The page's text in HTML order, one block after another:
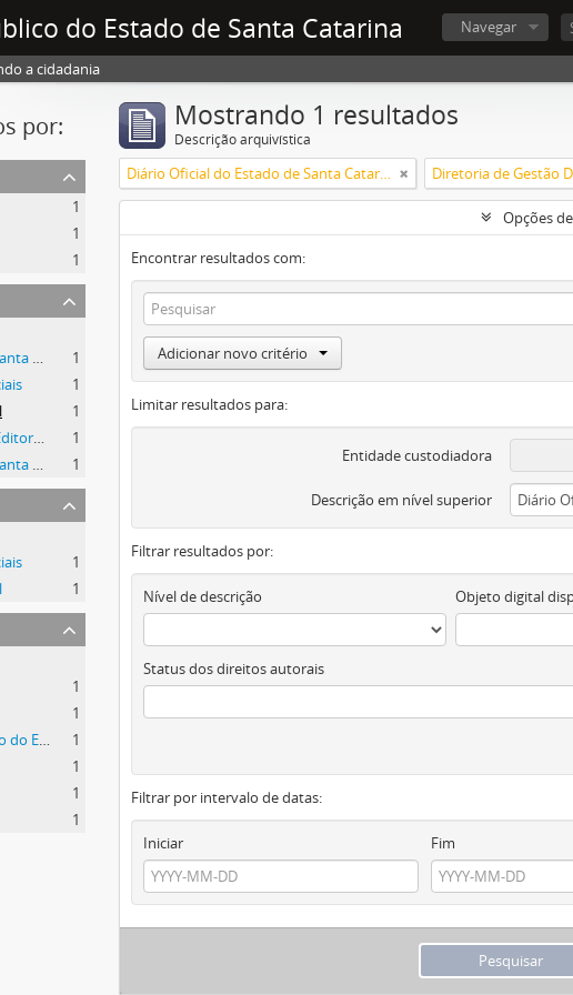
do Estado de Santa Catarina Navegar
a cidadania
por:
1
1
1
Imprensa Oficial do Estado de Santa Catarina
1
1
1
Diretoria da Imprensa Oficial e Editora de Santa Catarina
1
Imprensa Oficial do Estado de Santa Catarina S/A
1
1
1
1
1
Atos administrativos do governo do Estado
1
1
1
1
Mostrando 1 resultados
Descrição arquivística
Diário Oficial do Estado de Santa Catarina Diretoria de Gestão
Opções
Encontrar resultados com:
Adicionar novo critério
Limitar resultados para:
Entidade custodiadora
Descrição em nível superior
Filtrar resultados por:
Nível de descrição Objeto digital
Status dos direitos autorais
Filtrar por intervalo de datas:
Iniciar
Fim